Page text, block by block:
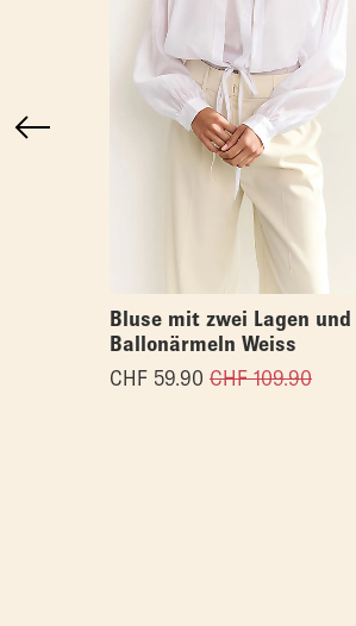
Bluse mit zwei Lagen und
Ballonärmeln Weiss
CHF109.90
CHF 59.90